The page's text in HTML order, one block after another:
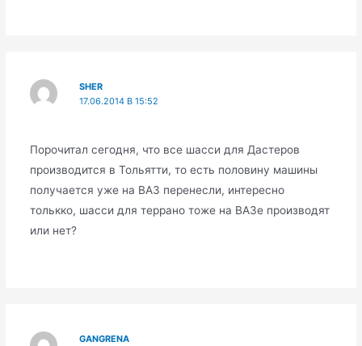
SHER
17.06.2014 В 15:52
Порочитал сегодня, что все шасси для Дастеров
производится в Тольятти, то есть половину машины
получается уже на ВАЗ перенесли, интересно
толькко, шасси для террано тоже на ВАЗе производят
или нет?
GANGRENA